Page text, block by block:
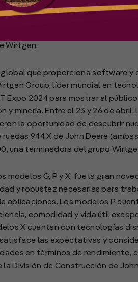
Expo, estuvo la nueva estrategia
Wirtgen.
que proporciona software y
Group, líder mundial en
Expo 2024 para mostrar al
minería. Entre el 23 y 26 de
la oportunidad de descubrir
944 X de John Deere
una terminadora del grupo
modelos G, P y X, fue la gran
y robustez necesarias para
aplicaciones. Los modelos P
comodidad y vida útil
X cuentan con tecnologías
las expectativas y
en términos de rendimiento,
División de Construcción de